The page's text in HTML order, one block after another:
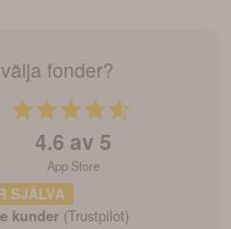
förhållanden och trender.
skapas en
och en
trender och
fonder?
4.6 av 5
App Store
SJÄLVA
kunder (Trustpilot)